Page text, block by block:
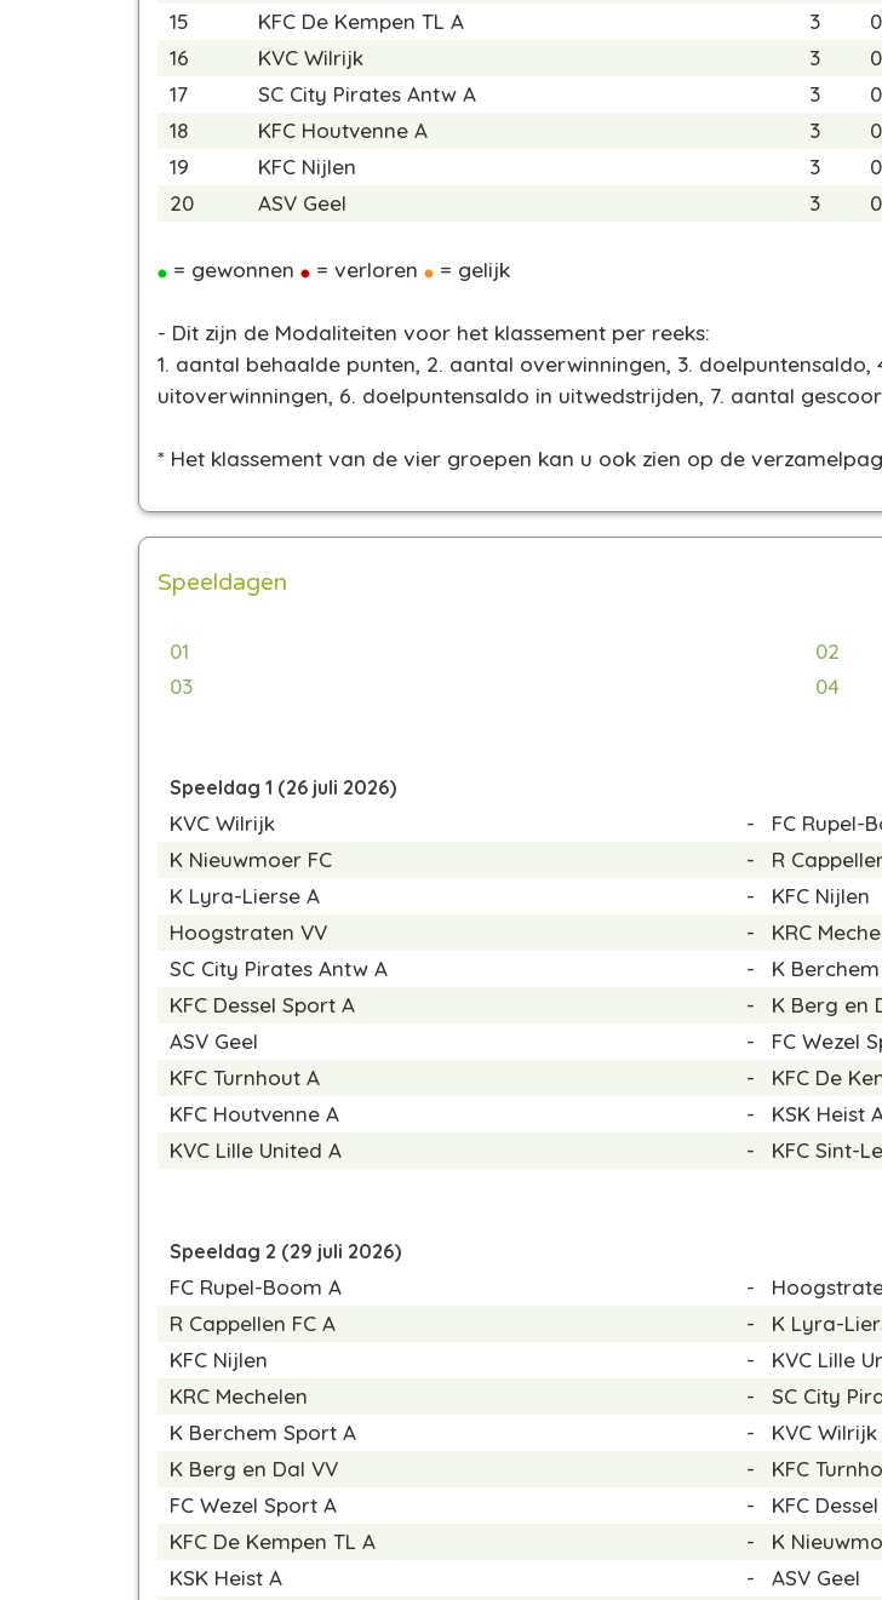
15
KFC De Kempen TL A 3 0
16
KVC Wilrijk 3 0
17
SC City Pirates Antw A 3 0
18
KFC Houtvenne A 3 0
19
KFC Nijlen 3 0
20
ASV Geel 3 0
= gewonnen = verloren = gelijk
- Dit zijn de Modaliteiten voor het klassement per reeks:
1. aantal behaalde punten, 2. aantal overwinningen, 3.
uitoverwinningen, 6. doelpuntensaldo in uitwedstrijden, 7. aantal
* Het klassement van de vier groepen kan u ook zien op de
Speeldagen
01
02
03
04
Speeldag 1 (26 juli 2026)
KVC Wilrijk - FC Rupel-
K Nieuwmoer FC
- R
K Lyra-Lierse A
- KFC Nijlen
Hoogstraten VV
- KRC
SC City Pirates Antw A
- K
KFC Dessel Sport A
- K Berg en
ASV Geel
- FC Wezel
KFC Turnhout A
- KFC De
KFC Houtvenne A
- KSK Heist
KVC Lille United A
- KFC Sint-
Speeldag 2 (29 juli 2026)
FC Rupel-Boom A -
R Cappellen FC A
- K Lyra-
KFC Nijlen
- KVC Lille
KRC Mechelen
- SC City
K Berchem Sport A
- KVC Wilrijk
K Berg en Dal VV
- KFC
FC Wezel Sport A
- KFC
KFC De Kempen TL A
- K
KSK Heist A
- ASV Geel